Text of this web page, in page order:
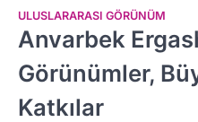
ULUSLARARASI GÖRÜNÜM
Anvarbek
Görünümler,
Katkılar